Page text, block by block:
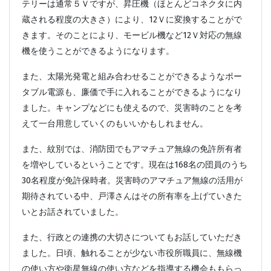
テリーは通常５Ｖですが、昇圧機（ほとんどコネクタに内
蔵される程度の大きさ）により、12Ｖに変換することがで
きます。そのことにより、モービル機など12Ｖ対応の無線
機を使うことができるようになります。
また、太陽光発電と組み合わせることができるようなポー
タブル電源も、廉価で手に入れることができるようになり
ました。キャンプなどにも使えるので、災害時のことを考
えて一台用意していくのもいいかもしれません。
また、紋別では、消防団でもアマチュア無線の免許所有者
を増やしているということです。現在は168名の団員のうち
30名程度が免許保時者。災害時のアマチュア無線の活用が
期待されている中、戸澤さんはその所有率を上げていきた
いとお話されていました。
また、行政との連携の大切さについてもお話していただき
ました。日頃、触れることが少ない市役所職員に、無線機
の使い方や衛星無線の使い方などを指導する機会ももらっ